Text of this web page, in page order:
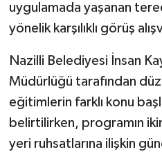
uygulamada yaşanan
yönelik karşılıklı görüş
Nazilli Belediyesi İnsan
Müdürlüğü tarafından
eğitimlerin farklı konu
belirtilirken, programın
yeri ruhsatlarına ilişkin